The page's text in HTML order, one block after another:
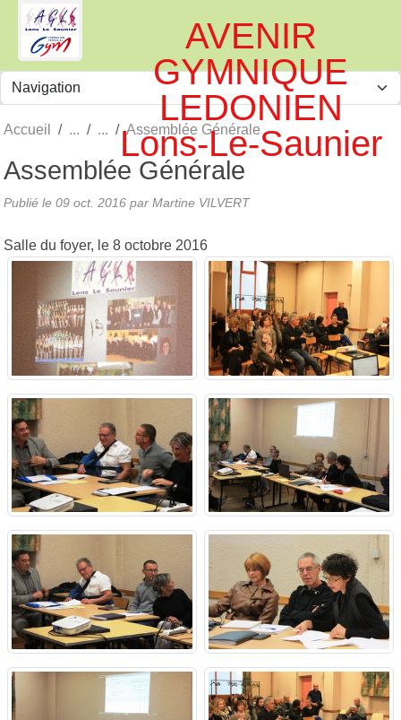
AVENIR
GYMNIQUE
LEDONIEN
Lons-Le-Saunier
Accueil Assemblée Générale
Assemblée Générale
Publié le 09 oct. 2016 par Martine VILVERT
Salle du foyer, le 8 octobre 2016
Panneau de gestion des cookies